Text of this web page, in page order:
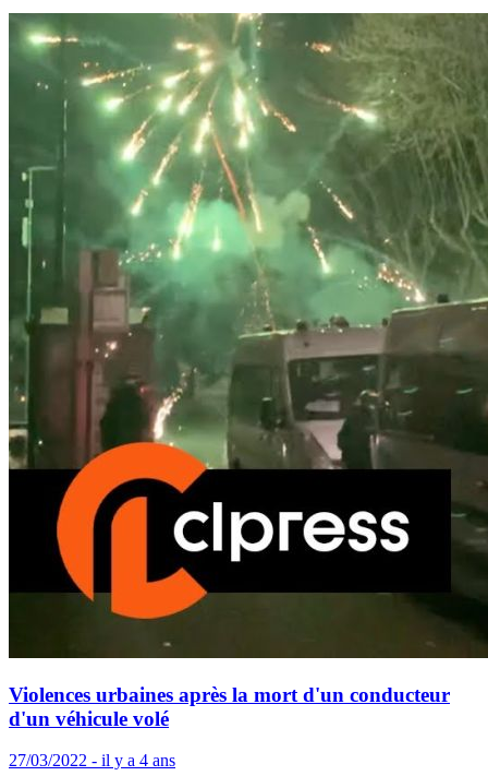
Violences urbaines après la mort d'un conducteur
d'un véhicule volé
27/03/2022 - il y a 4 ans